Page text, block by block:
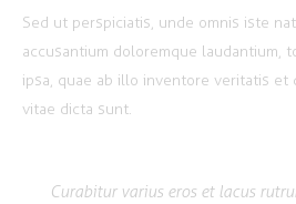
Sed ut perspiciatis, unde omnis iste
accusantium doloremque laudantium,
ipsa, quae ab illo inventore veritatis et
vitae dicta sunt.
Curabitur varius eros et lacus